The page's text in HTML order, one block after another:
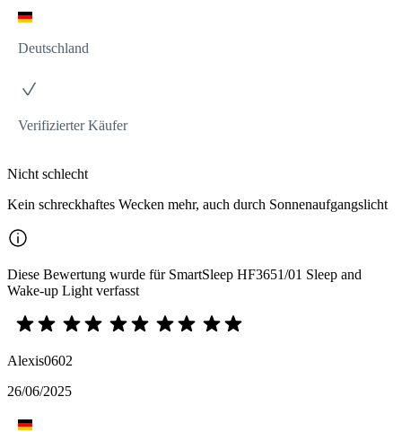
Deutschland
Verifizierter Käufer
Nicht schlecht
Kein schreckhaftes Wecken mehr, auch durch Sonnenaufgangslicht
Diese Bewertung wurde für SmartSleep HF3651/01 Sleep and
Wake-up Light verfasst
Alexis0602
26/06/2025